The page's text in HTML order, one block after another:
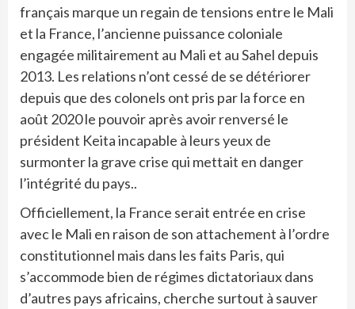
français marque un regain de tensions entre le Mali
et la France, l’ancienne puissance coloniale
engagée militairement au Mali et au Sahel depuis
2013. Les relations n’ont cessé de se détériorer
depuis que des colonels ont pris par la force en
août 2020 le pouvoir après avoir renversé le
président Keita incapable à leurs yeux de
surmonter la grave crise qui mettait en danger
l’intégrité du pays..
Officiellement, la France serait entrée en crise
avec le Mali en raison de son attachement à l’ordre
constitutionnel mais dans les faits Paris, qui
s’accommode bien de régimes dictatoriaux dans
d’autres pays africains, cherche surtout à sauver